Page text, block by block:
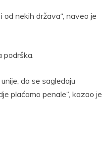
od nekih država“, naveo je
da se sagledaju
plaćamo penale“, kazao je